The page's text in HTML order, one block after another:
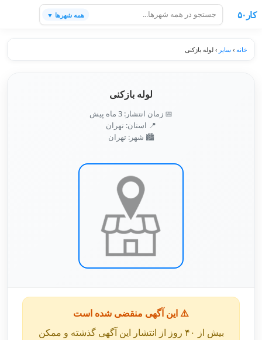
کار۵۰ همه شهرها ▼
خانه › سایر › لوله بازکنی
لوله بازکنی
📅 زمان انتشار: 3 ماه پیش
📍 استان: تهران
🏙️ شهر: تهران
⚠️ این آگهی منقضی شده است
بیش از ۴۰ روز از انتشار این آگهی گذشته و ممکن